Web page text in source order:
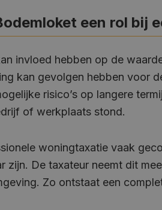
een rol bij
invloed hebben op de
kan gevolgen hebben voor
risico’s op langere
of werkplaats stond.
woningtaxatie vaak
zijn. De taxateur neemt dit
Zo ontstaat een